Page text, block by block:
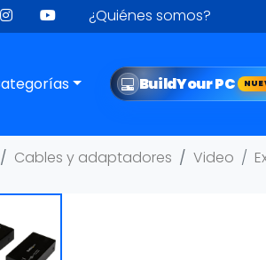
¿Quiénes somos?
BuildYour PC
Cables y adaptadores Video